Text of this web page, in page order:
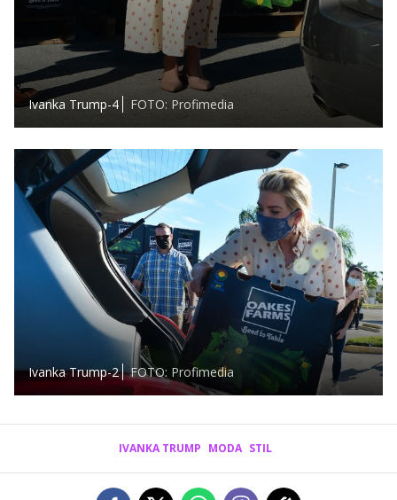
Ivanka Trump-4 FOTO: Profimedia
Ivanka Trump-2 FOTO: Profimedia
IVANKA TRUMP MODA STIL